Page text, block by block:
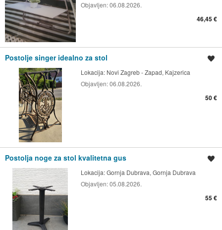
Objavljen:06.08.2026.
46,45 €
Postolje singer idealno za stol
Lokacija: Novi Zagreb - Zapad, Kajzerica
Objavljen:06.08.2026.
50 €
Postolja noge za stol kvalitetna gus
Lokacija:Gornja Dubrava, Gornja Dubrava
Objavljen:05.08.2026.
55 €